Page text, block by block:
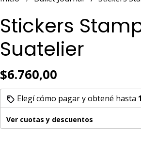
Stickers
Suatelier
$6.760,00
Elegí cómo pagar y obtené hasta
Ver cuotas y descuentos